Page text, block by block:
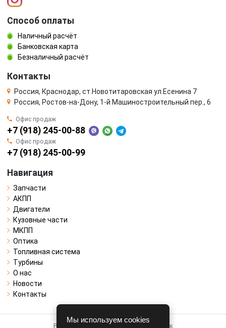
Способ оплаты
Наличный расчёт
Банковская карта
Безналичный расчёт
Контакты
Россия, Краснодар, ст.Новотитаровская ул.Есенина 7
Россия, Ростов-на-Дону, 1-й Машиностроительный пер., 6
Офис продаж
+7 (918) 245-00-88
Офис продаж
+7 (918) 245-00-99
Навигация
Запчасти
АКПП
Двигатели
Кузовные части
МКПП
Оптика
Топливная система
Турбины
О нас
Новости
Контакты
Работает на системе для авторазборок
Мы используем cookies